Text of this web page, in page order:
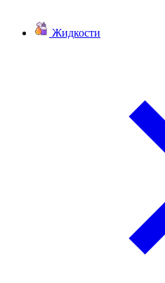
Жидкости